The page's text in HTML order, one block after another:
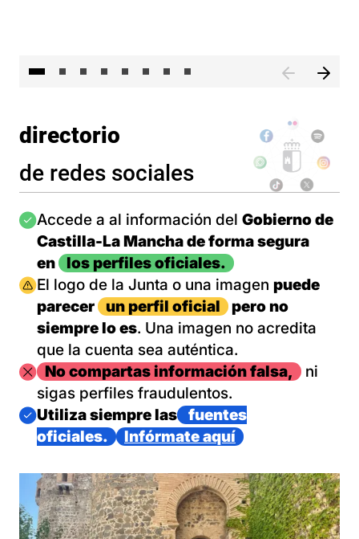
directorio
de redes sociales
Imagen
Accede a al información del Gobierno de
Castilla-La Mancha de forma segura
en
los perfiles oficiales.
Imagen
El logo de la Junta o una imagen puede
parecer
un perfil oficial
pero no
siempre lo es. Una imagen no acredita
que la cuenta sea auténtica.
ImagenNo compartas información falsa,
ni
sigas perfiles fraudulentos.
Imagen
Utiliza siempre las
fuentes
oficiales.
Infórmate aquí